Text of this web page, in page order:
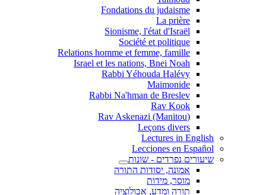
Fondations du judaisme
La prière
Sionisme, l'état d'Israël
Société et politique
Relations homme et femme, famille
Israel et les nations, Bnei Noah
Rabbi Yéhouda Halévy
Maimonide
Rabbi Na'hman de Breslev
Rav Kook
(Rav Askenazi (Manitou
Leçons divers
Lectures in English
Lecciones en Español
שיעורים נפרדים - שונות
אמונה, יסודות התורה
מוסר, מידות
תורה ומדע, אבולוציה